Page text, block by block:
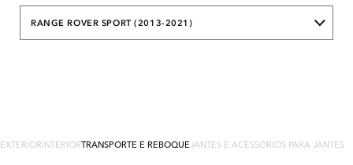
RANGE ROVER SPORT (2013-2021)
EXTERIORINTERIORTRANSPORTE E REBOQUEJANTES E ACESSÓRIOS PARA JANTES